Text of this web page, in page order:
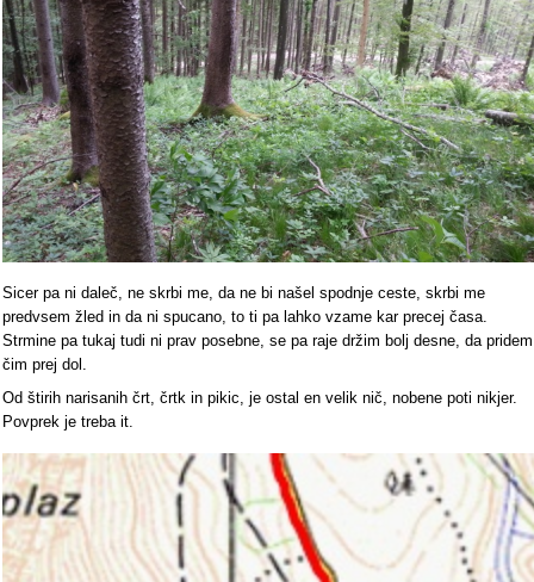
Sicer pa ni daleč, ne skrbi me, da ne bi našel spodnje ceste, skrbi me
predvsem žled in da ni spucano, to ti pa lahko vzame kar precej časa.
Strmine pa tukaj tudi ni prav posebne, se pa raje držim bolj desne, da pridem
čim prej dol.
Od štirih narisanih črt, črtk in pikic, je ostal en velik nič, nobene poti nikjer.
Povprek je treba it.